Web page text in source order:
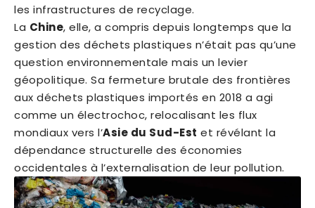
les infrastructures de recyclage.
La Chine, elle, a compris depuis longtemps que la
gestion des déchets plastiques n’était pas qu’une
question environnementale mais un levier
géopolitique. Sa fermeture brutale des frontières
aux déchets plastiques importés en 2018 a agi
comme un électrochoc, relocalisant les flux
mondiaux vers l’Asie du Sud-Est et révélant la
dépendance structurelle des économies
occidentales à l’externalisation de leur pollution.